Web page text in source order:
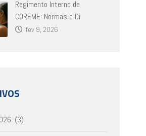
Regimento Interno da
COREME: Normas e Di
fev 9, 2026
(3)